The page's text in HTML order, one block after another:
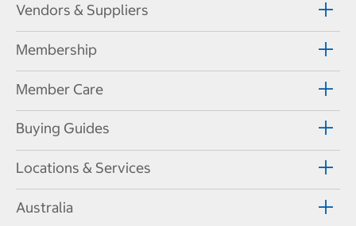
Vendors & Suppliers
Membership
Member Care
Buying Guides
Locations & Services
Australia